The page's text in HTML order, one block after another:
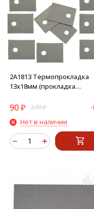
2A1813 Термопрокладка
13х18мм (прокладка
90₽ 270₽ -
Нет в наличии